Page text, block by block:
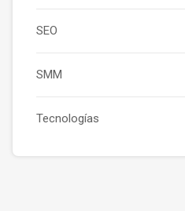
SEO
SMM
Tecnologías